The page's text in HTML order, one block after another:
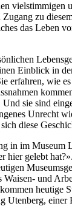
vielstimmigen
zu
das Leben
Einblick in
erfahren, wie
sie sind
Unrecht
diese
in im Museum
hier gelebt
Waisen- und
heutige
Utenberg, einer